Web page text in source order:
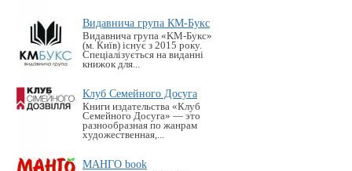
Видавнича група КМ-Букс
Видавнича група «KM-Букс»
(м. Київ) існує з 2015 року.
Спеціалізується на виданні
книжок для...
Клуб Семейного Досуга
Книги издательства «Клуб
Семейного Досуга» — это
разнообразная по жанрам
художественная,...
МАНГО book